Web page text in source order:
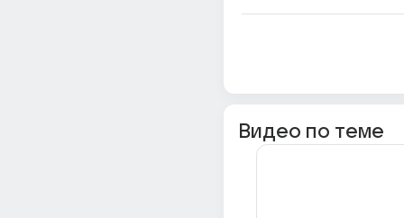
Видео по теме